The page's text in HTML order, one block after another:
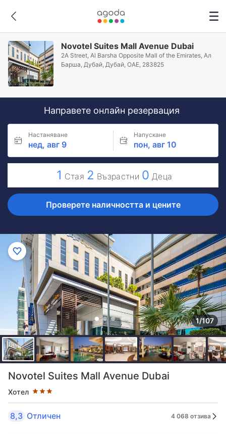
Novotel Suites Mall Avenue Dubai
2A Street, Al Barsha Opposite Mall of the Emirates, Ал
Барша, Дубай, Дубай, ОАЕ, 283825
Направете онлайн резервация
Настаняване
нед, авг 9
Напускане
пон, авг 10
1 Стая 2 Възрастни 0 Деца
Проверете наличността и цените
1/107
Novotel Suites Mall Avenue Dubai
Хотел
Оценка в звезди: 3 звезди
8,3 Отличен 4 068 отзива